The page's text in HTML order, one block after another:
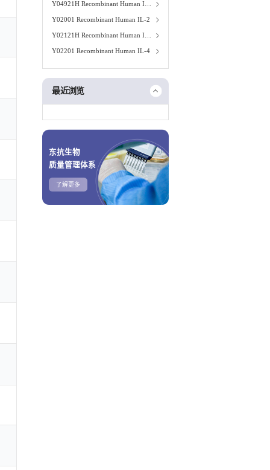
Y04921H Recombinant Human IL-1B
Y02001 Recombinant Human IL-2
Y02121H Recombinant Human IL-3
Y02201 Recombinant Human IL-4
最近浏览
东抗生物
质量管理体系
了解更多